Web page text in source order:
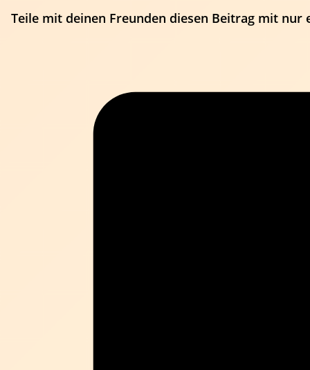
Teile mit deinen Freunden diesen Beitrag mit nur